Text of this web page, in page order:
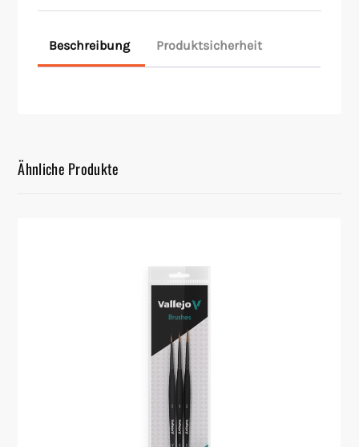
Beschreibung Produktsicherheit
Ähnliche Produkte